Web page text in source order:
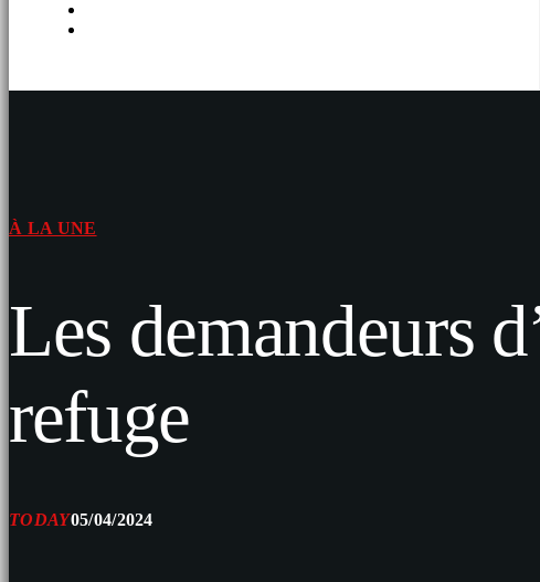
À LA UNE
Les demandeurs
refuge
TODAY05/04/2024